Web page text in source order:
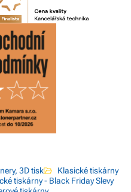
3D tisk
Klasické tiskárny
tiskárny - Black Friday Slevy